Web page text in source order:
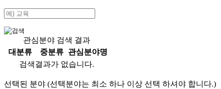
관심분야 검색 결과
대분류
중분류
관심분야명
검색결과가 없습니다.
선택된 분야 (선택분야는 최소 하나 이상 선택 하셔야 합니다.)